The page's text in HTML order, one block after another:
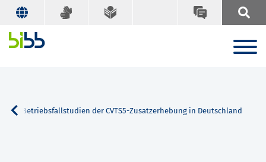
Betriebsfallstudien der CVTS5-Zusatzerhebung in Deutschland